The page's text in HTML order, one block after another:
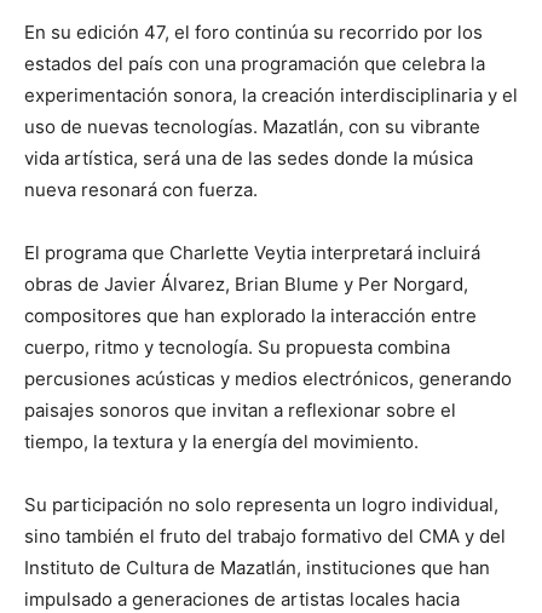
En su edición 47, el foro continúa su recorrido por los
estados del país con una programación que celebra la
experimentación sonora, la creación interdisciplinaria y el
uso de nuevas tecnologías. Mazatlán, con su vibrante
vida artística, será una de las sedes donde la música
nueva resonará con fuerza.
El programa que Charlette Veytia interpretará incluirá
obras de Javier Álvarez, Brian Blume y Per Norgard,
compositores que han explorado la interacción entre
cuerpo, ritmo y tecnología. Su propuesta combina
percusiones acústicas y medios electrónicos, generando
paisajes sonoros que invitan a reflexionar sobre el
tiempo, la textura y la energía del movimiento.
Su participación no solo representa un logro individual,
sino también el fruto del trabajo formativo del CMA y del
Instituto de Cultura de Mazatlán, instituciones que han
impulsado a generaciones de artistas locales hacia